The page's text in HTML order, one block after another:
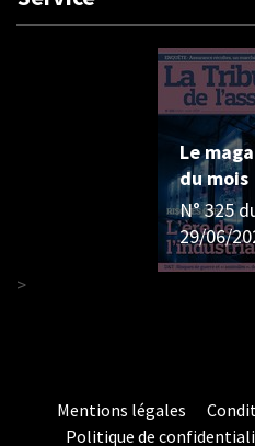
Le
du mois
N° 325
29/06/
>
Mentions légales
Politique de